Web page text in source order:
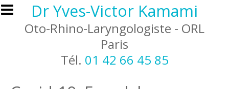
Aller au contenu principal
Dr Yves-Victor Kamami
Oto-Rhino-Laryngologiste - ORL
Paris
Tél. 01 42 66 45 85